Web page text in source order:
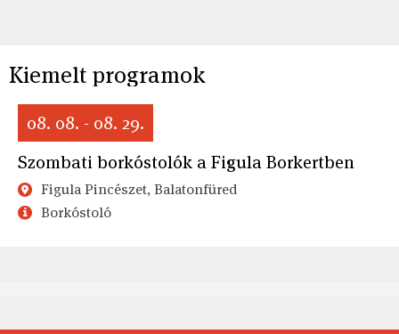
Kiemelt programok
08. 08. - 08. 29.
Szombati borkóstolók a Figula Borkertben
Figula Pincészet, Balatonfüred
Borkóstoló